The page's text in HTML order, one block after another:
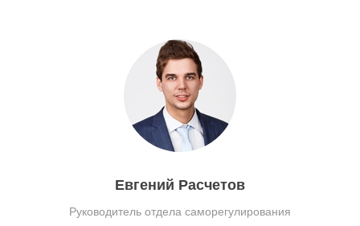
Евгений Расчетов
Руководитель отдела саморегулирования